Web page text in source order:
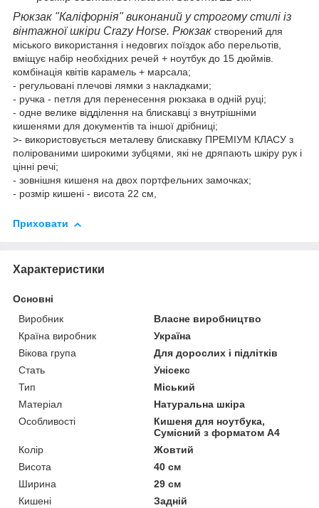
Рюкзак "Каліфорнія" виконаний у строгому стилі із
вінтажної шкіри Crazy Horse. Рюкзак створений для
міського використання і недовгих поїздок або перельотів,
вміщує набір необхідних речей + ноутбук до 15 дюймів.
комбінація квітів карамель + марсала;
- регульовані плечові лямки з накладками;
- ручка - петля для перенесення рюкзака в одній руці;
- одне велике відділення на блискавці з внутрішніми
кишенями для документів та іншої дрібниці;
>- використовується металеву блискавку ПРЕМІУМ КЛАСУ з
полірованими широкими зубцями, які не дряпають шкіру рук і
цінні речі;
- зовнішня кишеня на двох портфельних замочках;
- розмір кишені - висота 22 см,
Приховати
Характеристики
Основні
Виробник
Власне виробництво
Країна виробник
Україна
Вікова група
Для дорослих і підлітків
Стать
Унісекс
Тип
Міський
Матеріал
Натуральна шкіра
Особливості
Кишеня для ноутбука,
Сумісний з форматом А4
Колір
Жовтий
Висота
40 см
Ширина
29 см
Кишені
Задній